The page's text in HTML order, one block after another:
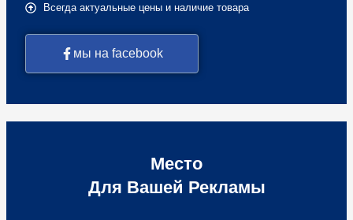
Всегда актуальные цены и наличие товара
мы на facebook
Место
Для Вашей Рекламы